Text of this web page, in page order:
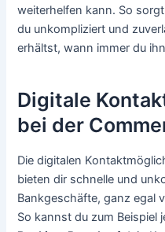
weiterhelfen kann. So
du unkompliziert und
erhältst, wann immer du
Digitale
bei der
Die digitalen
bieten dir schnelle und
Bankgeschäfte, ganz egal
So kannst du zum Beispiel